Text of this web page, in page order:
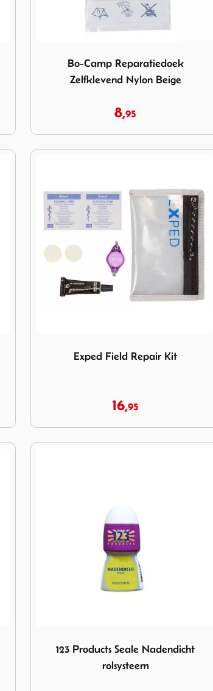
Bo-Camp Reparatiedoek
Zelfklevend Nylon Beige
8,95
Exped Field Repair Kit
16,95
123 Products Seale Nadendicht
rolsysteem